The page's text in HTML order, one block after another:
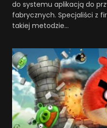
do systemu aplikacją do
fabrycznych. Specjaliści z
takiej metodzie…